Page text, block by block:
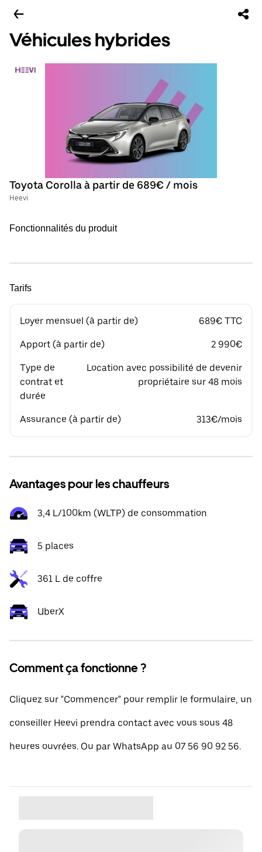
Véhicules hybrides
Toyota Corolla à partir de 689€ / mois
Heevi
Fonctionnalités du produit
Tarifs
Loyer mensuel (à partir de) 689€ TTC
Apport (à partir de) 2 990€
Type de
contrat et
durée
Location avec possibilité de devenir
propriétaire sur 48 mois
Assurance (à partir de) 313€/mois
Avantages pour les chauffeurs
3,4 L/100km (WLTP) de consommation
5 places
361 L de coffre
UberX
Comment ça fonctionne ?
Cliquez sur "Commencer" pour remplir le formulaire, un
conseiller Heevi prendra contact avec vous sous 48
heures ouvrées. Ou par WhatsApp au 07 56 90 92 56.